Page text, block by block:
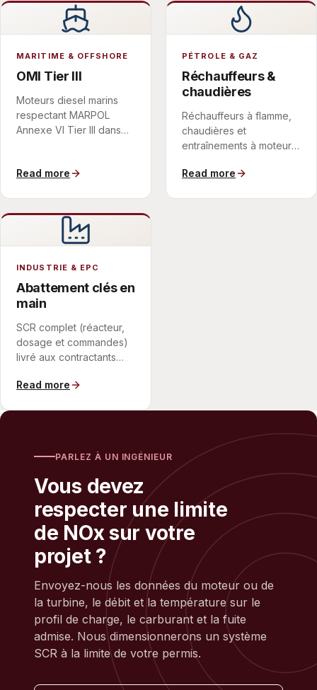
d'échappement.
MARITIME & OFFSHORE
OMI Tier III
Moteurs diesel marins
respectant MARPOL
Annexe VI Tier III dans
avec un dosage d'urée
Read more
PÉTROLE & GAZ
Réchauffeurs &
chaudières
Réchauffeurs à flamme,
chaudières et
entraînements à moteur
procédé, où le SCR
Read more
INDUSTRIE & EPC
Abattement clés en
main
SCR complet (réacteur,
dosage et commandes)
livré aux contractants
périmètre unique de
Read more
PARLEZ À UN INGÉNIEUR
Vous devez
respecter une limite
de NOx sur votre
projet ?
Envoyez-nous les données du moteur ou de
la turbine, le débit et la température sur le
profil de charge, le carburant et la fuite
admise. Nous dimensionnerons un système
SCR à la limite de votre permis.